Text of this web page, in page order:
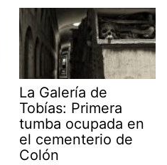
La Galería de
Tobías: Primera
tumba ocupada en
el cementerio de
Colón